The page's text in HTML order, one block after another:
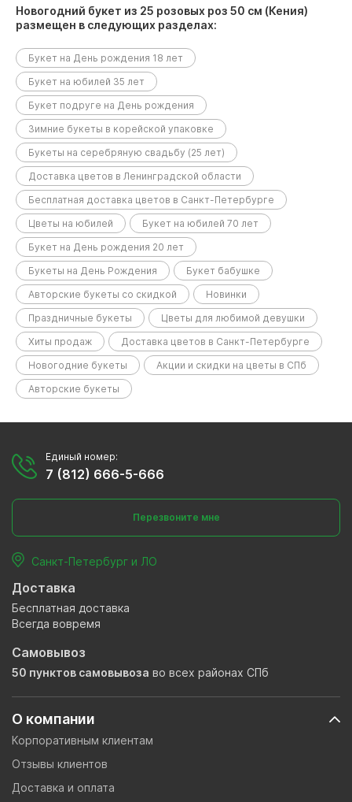
Новогодний букет из 25 розовых роз 50 см (Кения)
размещен в следующих разделах:
Букет на День рождения 18 лет
Букет на юбилей 35 лет
Букет подруге на День рождения
Зимние букеты в корейской упаковке
Букеты на серебряную свадьбу (25 лет)
Доставка цветов в Ленинградской области
Бесплатная доставка цветов в Санкт-Петербурге
Цветы на юбилей
Букет на юбилей 70 лет
Букет на День рождения 20 лет
Букеты на День Рождения
Букет бабушке
Авторские букеты со скидкой
Новинки
Праздничные букеты
Цветы для любимой девушки
Хиты продаж
Доставка цветов в Санкт-Петербурге
Новогодние букеты
Акции и скидки на цветы в СПб
Авторские букеты
О компании
Корпоративным клиентам
Отзывы клиентов
Доставка и оплата
Единый номер:
7 (812) 666-5-666
Перезвоните мне
Санкт-Петербург и ЛО
Доставка
Бесплатная доставка
Всегда вовремя
Самовывоз
50 пунктов самовывоза во всех районах СПб